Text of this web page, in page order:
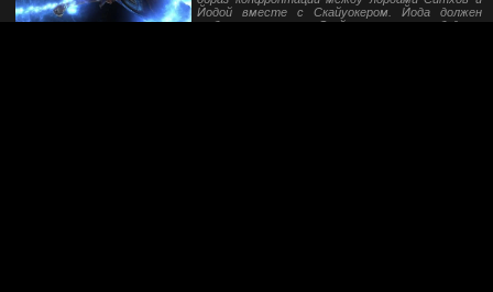
Йодой вместе с Скайуокером. Йода должен
выбрать: спасти Скайуокера или победить